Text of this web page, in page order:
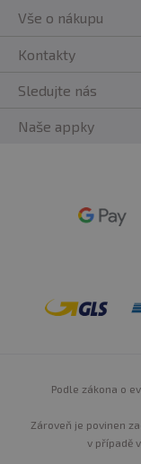
Vše o nákupu
Kontakty
Sledujte nás
Naše appky
Podle zákona o
Zároveň je povinen
v případě